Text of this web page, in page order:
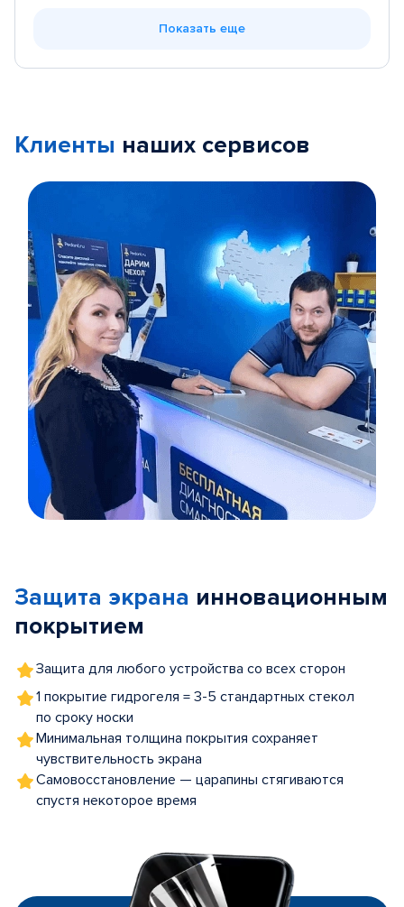
Показать еще
Клиенты наших сервисов
5
Защита экрана инновационным
покрытием
Защита для любого устройства со всех сторон
1 покрытие гидрогеля = 3-5 стандартных стекол
по сроку носки
Минимальная толщина покрытия сохраняет
чувствительность экрана
Самовосстановление — царапины стягиваются
спустя некоторое время